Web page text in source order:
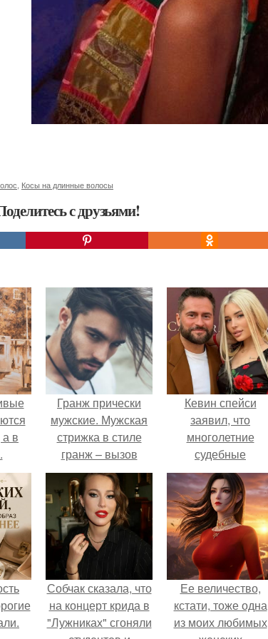
Косы на длинные волосы
с друзьями!
а в
Гранж прически
мужские. Мужская
стрижка в стиле
гранж – вызов
стандарту
Кевин спейси
заявил, что
многолетние
судебные
разбирательства
практически
уничтожили его
состояние.
Собчак сказала, что
на концерт крида в
"Лужниках" сгоняли
Ее величество,
кстати, тоже одна
из моих любимых